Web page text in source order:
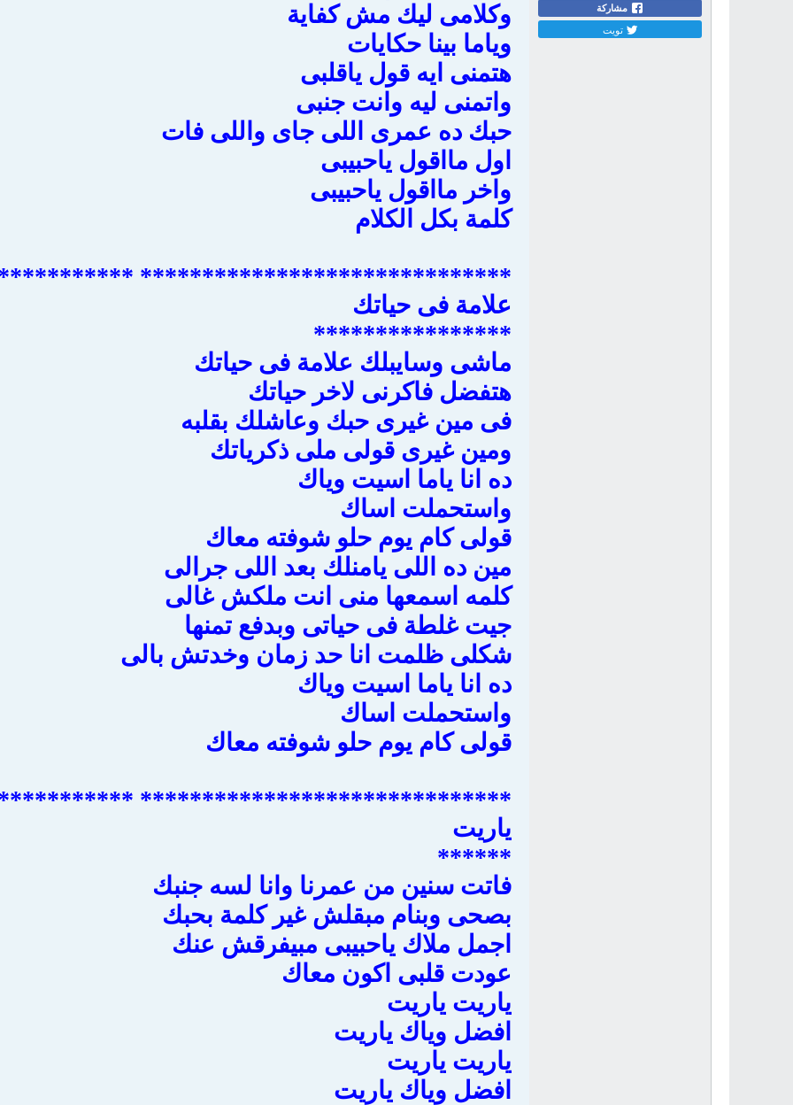
مشاركة
تويت
وكلامى ليك مش كفاية
وياما بينا حكايات
هتمنى ايه قول ياقلبى
واتمنى ليه وانت جنبى
حبك ده عمرى اللى جاى واللى فات
اول مااقول ياحبيبى
واخر مااقول ياحبيبى
كلمة بكل الكلام
***********
علامة فى حياتك
****************
ماشى وسايبلك علامة فى حياتك
هتفضل فاكرنى لاخر حياتك
فى مين غيرى حبك وعاشلك بقلبه
ومين غيرى قولى ملى ذكرياتك
ده انا ياما اسيت وياك
واستحملت اساك
قولى كام يوم حلو شوفته معاك
مين ده اللى يامنلك بعد اللى جرالى
كلمه اسمعها منى انت ملكش غالى
جيت غلطة فى حياتى وبدفع تمنها
شكلى ظلمت انا حد زمان وخدتش بالى
ده انا ياما اسيت وياك
واستحملت اساك
قولى كام يوم حلو شوفته معاك
************
ياريت
******
فاتت سنين من عمرنا وانا لسه جنبك
بصحى وبنام مبقلش غير كلمة بحبك
اجمل ملاك ياحبيبى مبيفرقش عنك
عودت قلبى اكون معاك
ياريت ياريت
افضل وياك ياريت
ياريت ياريت
افضل وياك ياريت